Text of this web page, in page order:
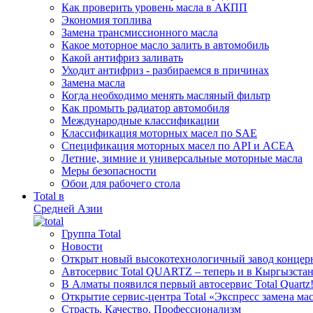
Как проверить уровень масла в АКПП
Экономия топлива
Замена трансмиссионного масла
Какое моторное масло залить в автомобиль
Какой антифриз заливать
Уходит антифриз - разбираемся в причинах
Замена масла
Когда необходимо менять масляный фильтр
Как промыть радиатор автомобиля
Международные классификации
Классификация моторных масел по SAE
Спецификация моторных масел по API и ACEA
Летние, зимние и универсальные моторные масла
Меры безопасности
Обои для рабочего стола
Total в
Средней Азии
Группа Total
Новости
Открыт новый высокотехнологичный завод
Автосервис Total QUARTZ – теперь и в
В Алматы появился первый автосервис Total Quartz!
Открытие сервис-центра Total «Экспресс замена
Cтрасть. Качество. Профессионализм